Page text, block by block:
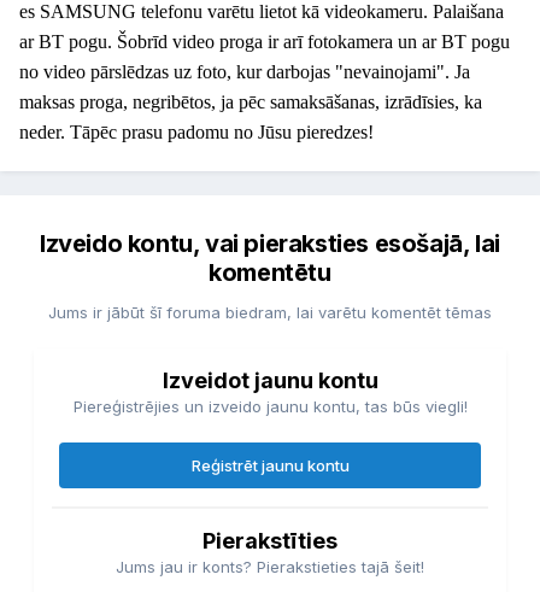
es SAMSUNG telefonu varētu lietot kā videokameru. Palaišana
ar BT pogu. Šobrīd video proga ir arī fotokamera un ar BT pogu
no video pārslēdzas uz foto, kur darbojas "nevainojami". Ja
maksas proga, negribētos, ja pēc samaksāšanas, izrādīsies, ka
neder. Tāpēc prasu padomu no Jūsu pieredzes!
Izveido kontu, vai pieraksties esošajā, lai
komentētu
Jums ir jābūt šī foruma biedram, lai varētu komentēt tēmas
Izveidot jaunu kontu
Piereģistrējies un izveido jaunu kontu, tas būs viegli!
Reģistrēt jaunu kontu
Pierakstīties
Jums jau ir konts? Pierakstieties tajā šeit!